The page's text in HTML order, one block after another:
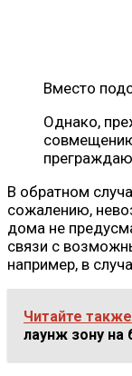
Вместо
Однако,
В обратном
сожалению,
дома не
связи с
например, в
Читайте
лаунж зону на